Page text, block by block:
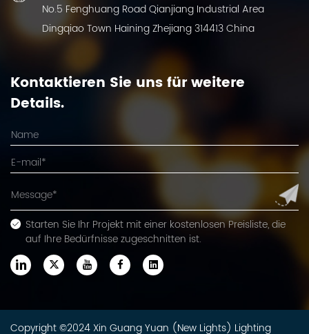
No.5 Fenghuang Road Qianjiang Industrial Area
Dingqiao Town Haining Zhejiang 314413 China
Kontaktieren Sie uns für weitere
Details.
Starten Sie Ihr Projekt mit einer kostenlosen Preisliste, die
auf Ihre Bedürfnisse zugeschnitten ist.
Copyright ©2024 Xin Guang Yuan (New Lights) Lighting